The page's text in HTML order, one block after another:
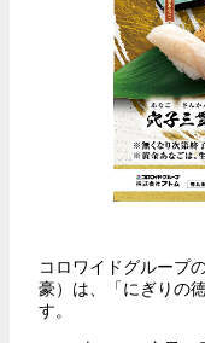
コロワイドグルー
豪）は、「にぎりの
す。